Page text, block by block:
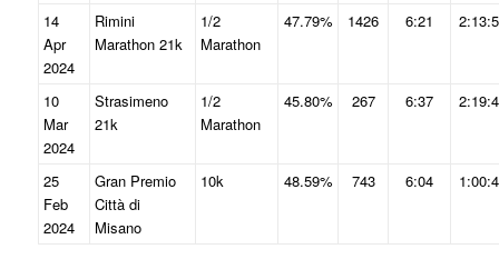
14
Apr
2024
Rimini
Marathon 21k
1/2
Marathon
47.79% 1426 6:21
10
Mar
2024
Strasimeno
21k
1/2
Marathon
45.80% 267 6:37
25
Feb
2024
Gran Premio
Città di
Misano
10k 48.59% 743 6:04